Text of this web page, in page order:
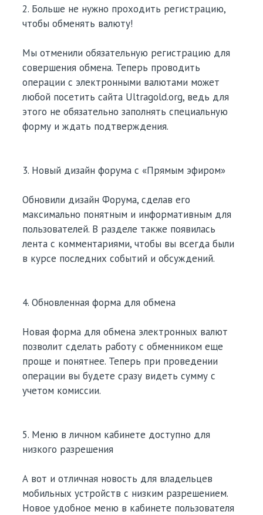
2. Больше не нужно проходить регистрацию,
чтобы обменять валюту!
Мы отменили обязательную регистрацию для
совершения обмена. Теперь проводить
операции с электронными валютами может
любой посетить сайта Ultragold.org, ведь для
этого не обязательно заполнять специальную
форму и ждать подтверждения.
3. Новый дизайн форума с «Прямым эфиром»
Обновили дизайн Форума, сделав его
максимально понятным и информативным для
пользователей. В разделе также появилась
лента с комментариями, чтобы вы всегда были
в курсе последних событий и обсуждений.
4. Обновленная форма для обмена
Новая форма для обмена электронных валют
позволит сделать работу с обменником еще
проще и понятнее. Теперь при проведении
операции вы будете сразу видеть сумму с
учетом комиссии.
5. Меню в личном кабинете доступно для
низкого разрешения
А вот и отличная новость для владельцев
мобильных устройств с низким разрешением.
Новое удобное меню в кабинете пользователя